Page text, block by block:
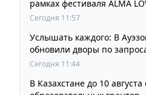
рамках фестиваля ALMA
Сегодня 11:57
Услышать каждого: В
обновили дворы по
Сегодня 11:44
В Казахстане до 10